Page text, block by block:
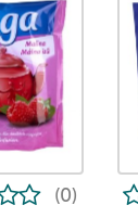
(0)